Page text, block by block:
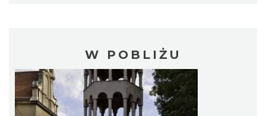
W POBLIŻU